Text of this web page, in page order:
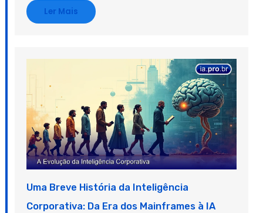
Ler Mais
Uma Breve História da Inteligência
Corporativa: Da Era dos Mainframes à IA